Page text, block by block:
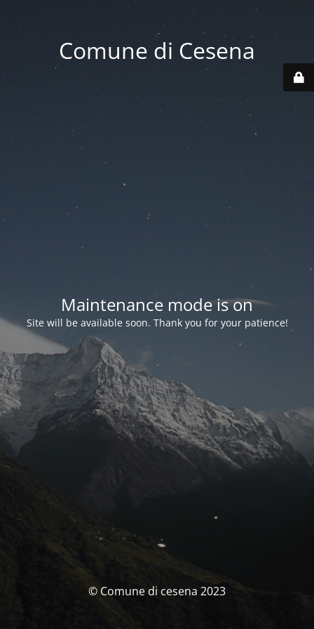
Comune di Cesena
Maintenance mode is on
Site will be available soon. Thank you for your patience!
© Comune di cesena 2023